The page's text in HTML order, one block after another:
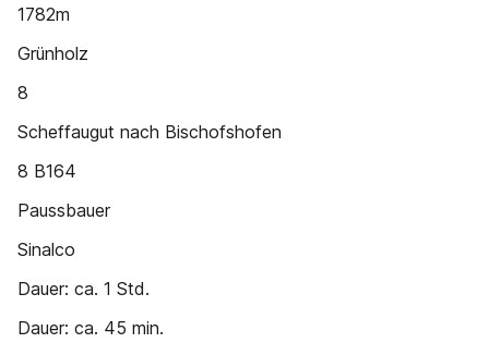
1782m
Grünholz
8
Scheffaugut nach Bischofshofen
8 B164
Paussbauer
Sinalco
Dauer: ca. 1 Std.
Dauer: ca. 45 min.